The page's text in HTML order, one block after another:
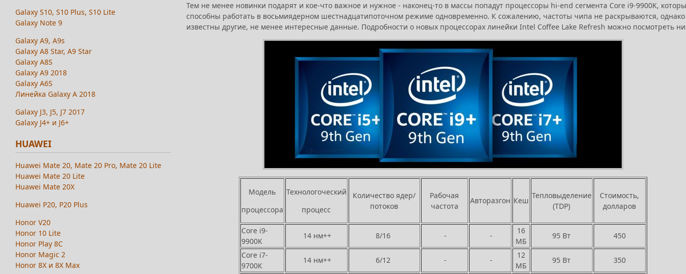
Тем не менее новинки подарят и кое-что важное и нужное - наконец-то в массы попадут процессоры hi-end сегмента Core i9-9900K,
способны работать в восьмиядерном шестнадцатипоточном режиме одновременно. К сожалению, частоты чипа не раскрываются, однако
известны другие, не менее интересные данные. Подробности о новых процессорах линейки Intel Coffee Lake Refresh можно посмотреть
Модель
процессора
Технологоческий
процесс
Количество ядер/
потоков
Рабочая
частота
Авторазгон Кеш
Тепловыделение
(TDP)
Стоимость,
долларов
Core i9-
9900K
14 нм++ 8/16 - -
16
МБ
95 Вт
450
Core i7-
9700К
14 нм++ 6/12 - -
12
МБ
95 Вт
350
Galaxy S10, S10 Plus, S10 Lite
Galaxy Note 9
Galaxy A9, A9s
Galaxy A8 Star, A9 Star
Galaxy A8S
Galaxy A9 2018
Galaxy A6S
Линейка Galaxy A 2018
Galaxy J3, J5, J7 2017
Galaxy J4+ и J6+
HUAWEI
Huawei Mate 20, Mate 20 Pro, Mate 20 Lite
Huawei Mate 20 Lite
Huawei Mate 20X
Huawei P20, P20 Plus
Honor V20
Honor 10 Lite
Honor Play 8C
Honor Magic 2
Honor 8X и 8X Max